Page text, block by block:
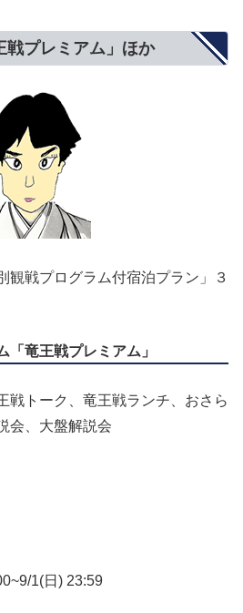
戦プレミアム」ほか
戦プログラム付宿泊プラン」３
「竜王戦プレミアム」
戦トーク、竜王戦ランチ、おさら
会、大盤解説会
1(日) 23:59